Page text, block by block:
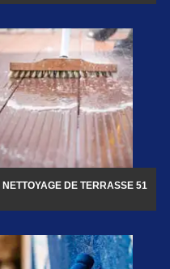
NETTOYAGE DE TERRASSE 51